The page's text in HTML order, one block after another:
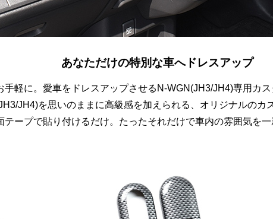
あなただけの特別な車へドレスアップ
手軽に。愛車をドレスアップさせるN-WGN(JH3/JH4)専用カス
JH4)を思いのままに高級感を加えられる、オリジナルのカ
テープで貼り付けるだけ。たったそれだけで車内の雰囲気を一